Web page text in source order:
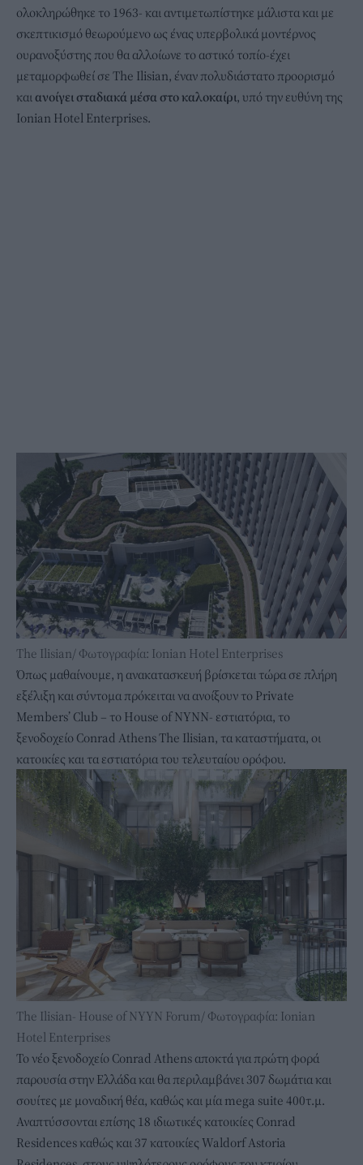
ολοκληρώθηκε το 1963- και αντιμετωπίστηκε μάλιστα και με
σκεπτικισμό θεωρούμενο ως ένας υπερβολικά μοντέρνος
ουρανοξύστης που θα αλλοίωνε το αστικό τοπίο-έχει
μεταμορφωθεί σε The Ilisian, έναν πολυδιάστατο προορισμό
και ανοίγει σταδιακά μέσα στο καλοκαίρι, υπό την ευθύνη της
Ionian Hotel Enterprises.
The Ilisian/ Φωτογραφία: Ionian Hotel Enterprises
Όπως μαθαίνουμε, η ανακατασκευή βρίσκεται τώρα σε πλήρη
εξέλιξη και σύντομα πρόκειται να ανοίξουν το Private
Members’ Club – το House of NYNN- εστιατόρια, το
ξενοδοχείο Conrad Athens The Ilisian, τα καταστήματα, οι
κατοικίες και τα εστιατόρια του τελευταίου ορόφου.
The Ilisian- House of NYYN Forum/ Φωτογραφία: Ionian
Hotel Enterprises
Το νέο ξενοδοχείο Conrad Athens αποκτά για πρώτη φορά
παρουσία στην Ελλάδα και θα περιλαμβάνει 307 δωμάτια και
σουίτες με μοναδική θέα, καθώς και μία mega suite 400τ.μ.
Αναπτύσσονται επίσης 18 ιδιωτικές κατοικίες Conrad
Residences καθώς και 37 κατοικίες Waldorf Astoria